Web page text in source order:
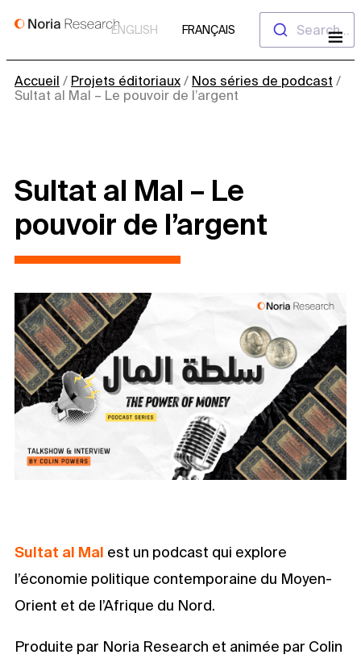
Aller
ENGLISH FRANÇAIS Search...
Accueil / Projets éditoriaux / Nos séries de podcast /
Sultat al Mal – Le pouvoir de l’argent
Sultat al Mal – Le
pouvoir de l’argent
Sultat al Mal est un podcast qui explore
l’économie politique contemporaine du Moyen-
Orient et de l’Afrique du Nord.
Produite par Noria Research et animée par Colin